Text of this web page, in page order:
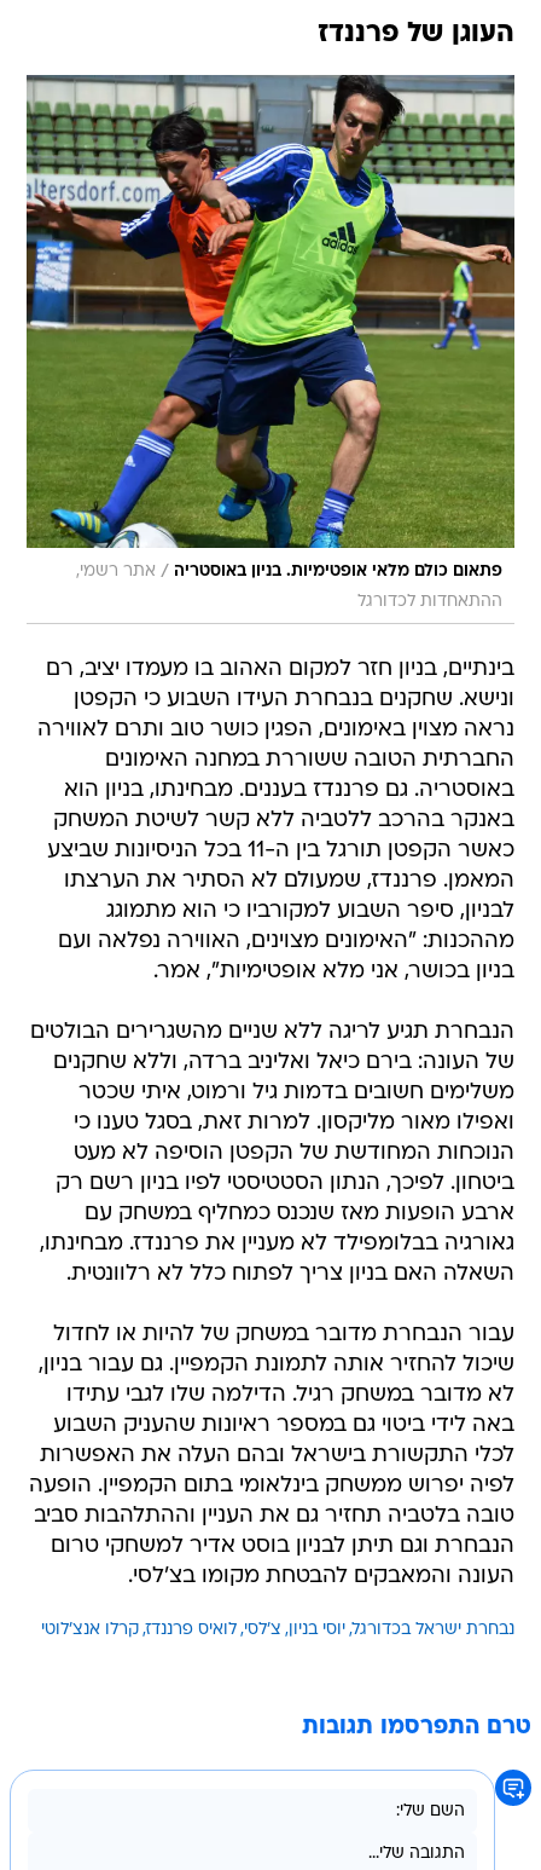
העוגן של פרננדז
פתאום כולם מלאי אופטימיות. בניון באוסטריה / אתר רשמי,
ההתאחדות לכדורגל
בינתיים, בניון חזר למקום האהוב בו מעמדו יציב, רם
ונישא. שחקנים בנבחרת העידו השבוע כי הקפטן
נראה מצוין באימונים, הפגין כושר טוב ותרם לאווירה
החברתית הטובה ששוררת במחנה האימונים
באוסטריה. גם פרננדז בעננים. מבחינתו, בניון הוא
באנקר בהרכב ללטביה ללא קשר לשיטת המשחק
כאשר הקפטן תורגל בין ה-11 בכל הניסיונות שביצע
המאמן. פרננדז, שמעולם לא הסתיר את הערצתו
לבניון, סיפר השבוע למקורביו כי הוא מתמוגג
מההכנות: "האימונים מצוינים, האווירה נפלאה ועם
בניון בכושר, אני מלא אופטימיות", אמר.
הנבחרת תגיע לריגה ללא שניים מהשגרירים הבולטים
של העונה: בירם כיאל ואליניב ברדה, וללא שחקנים
משלימים חשובים בדמות גיל ורמוט, איתי שכטר
ואפילו מאור מליקסון. למרות זאת, בסגל טענו כי
הנוכחות המחודשת של הקפטן הוסיפה לא מעט
ביטחון. לפיכך, הנתון הסטטיסטי לפיו בניון רשם רק
ארבע הופעות מאז שנכנס כמחליף במשחק עם
גאורגיה בבלומפילד לא מעניין את פרננדז. מבחינתו,
השאלה האם בניון צריך לפתוח כלל לא רלוונטית.
עבור הנבחרת מדובר במשחק של להיות או לחדול
שיכול להחזיר אותה לתמונת הקמפיין. גם עבור בניון,
לא מדובר במשחק רגיל. הדילמה שלו לגבי עתידו
באה לידי ביטוי גם במספר ראיונות שהעניק השבוע
לכלי התקשורת בישראל ובהם העלה את האפשרות
לפיה יפרוש ממשחק בינלאומי בתום הקמפיין. הופעה
טובה בלטביה תחזיר גם את העניין וההתלהבות סביב
הנבחרת וגם תיתן לבניון בוסט אדיר למשחקי טרום
העונה והמאבקים להבטחת מקומו בצ'לסי.
נבחרת ישראל בכדורגל יוסי בניון צ'לסי לואיס פרננדז קרלו אנצ'לוטי
טרם התפרסמו תגובות